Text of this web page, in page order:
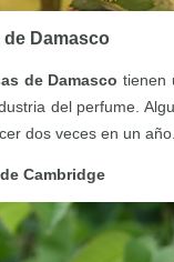
de Damasco
de Damasco tienen
del perfume.
dos veces en un año.
Cambridge